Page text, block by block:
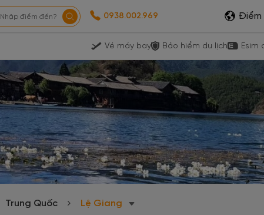
Nhập điểm đến? 0938.002.969 Điểm
Vé máy bay Bảo hiểm du lịch Esim
Trung Quốc Lệ Giang